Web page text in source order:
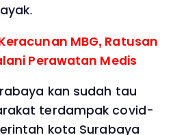
MBG, Ratusan
Perawatan Medis
kan sudah tau
terdampak covid-
kota Surabaya